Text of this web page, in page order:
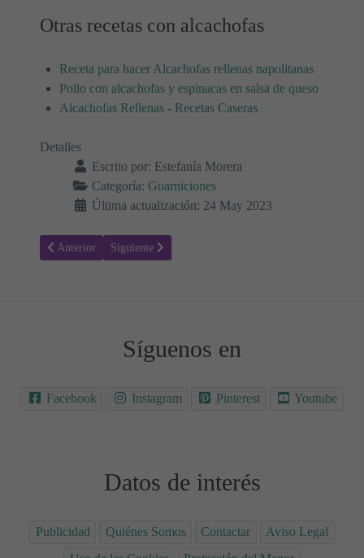
Otras recetas con alcachofas
Receta para hacer Alcachofas rellenas napolitanas
Pollo con alcachofas y espinacas en salsa de queso
Alcachofas Rellenas - Recetas Caseras
Detalles
Escrito por: Estefanía Morera
Categoría: Guarniciones
Última actualización: 24 May 2023
Artículo anterior: Champiñones rebozados: Una explosión de sabor
Anterior Artículo siguiente: Berenjenas rebozadas: Una
Siguiente
Síguenos en
Facebook Instagram Pinterest Youtube
Datos de interés
Publicidad Quiénes Somos Contactar
Aviso Legal